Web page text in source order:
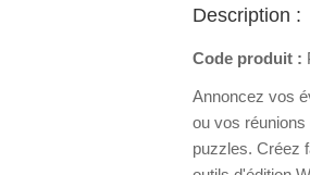
Description :
Code produit :
Annoncez vos
ou vos
puzzles. Créez